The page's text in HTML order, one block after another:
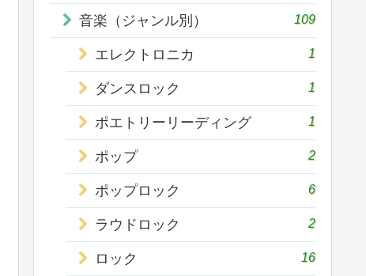
音楽（ジャンル別） 109
エレクトロニカ 1
ダンスロック 1
ポエトリーリーディング 1
ポップ 2
ポップロック 6
ラウドロック 2
ロック 16